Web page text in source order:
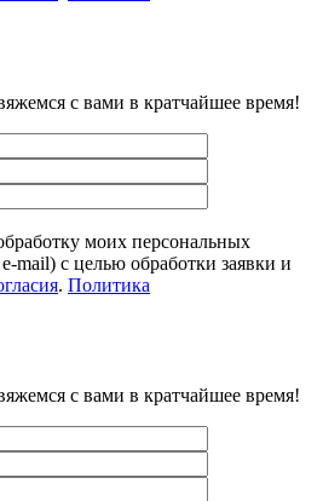
с вами в кратчайшее время!
моих персональных
mail) с целью обработки заявки и
. Политика
с вами в кратчайшее время!